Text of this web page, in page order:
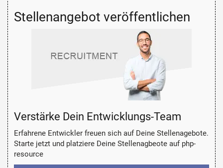
Stellenangebot veröffentlichen
Verstärke Dein Entwicklungs-Team
Erfahrene Entwickler freuen sich auf Deine Stellenagebote.
Starte jetzt und platziere Deine Stellenagbeote auf php-
resource